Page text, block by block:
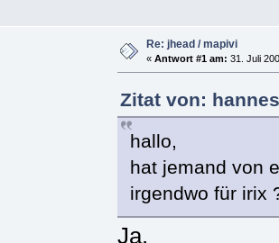
Re: jhead / mapivi
« Antwort #1 am: 31. Juli
Zitat von:
hallo,
hat jemand von
irgendwo für irix
Ja.